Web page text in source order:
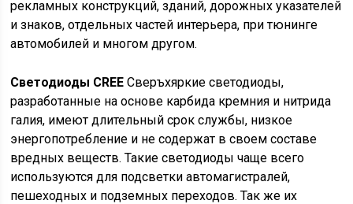
рекламных конструкций, зданий, дорожных указателей
и знаков, отдельных частей интерьера, при тюнинге
автомобилей и многом другом.
Светодиоды CREE Сверъхяркие светодиоды,
разработанные на основе карбида кремния и нитрида
галия, имеют длительный срок службы, низкое
энергопотребление и не содержат в своем составе
вредных веществ. Такие светодиоды чаще всего
используются для подсветки автомагистралей,
пешеходных и подземных переходов. Так же их